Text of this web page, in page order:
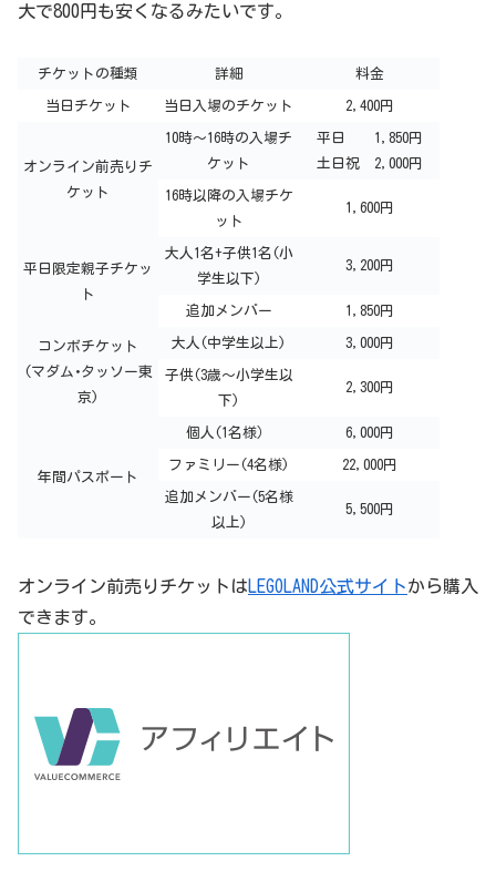
大で800円も安くなるみたいです。
チケットの種類 詳細 料金
当日チケット 当日入場のチケット 2,400円
オンライン前売りチ
ケット
10時～16時の入場チ
ケット
平日 1,850円
土日祝 2,000円
16時以降の入場チケ
ット
1,600円
平日限定親子チケッ
ト
大人1名+子供1名(小
学生以下)
3,200円
追加メンバー 1,850円
コンボチケット
(マダム･タッソー東
京)
大人(中学生以上) 3,000円
子供(3歳～小学生以
下)
2,300円
年間パスポート
個人(1名様） 6,000円
ファミリー(4名様) 22,000円
追加メンバー(5名様
以上)
5,500円
オンライン前売りチケットはLEGOLAND公式サイトから購入
できます。